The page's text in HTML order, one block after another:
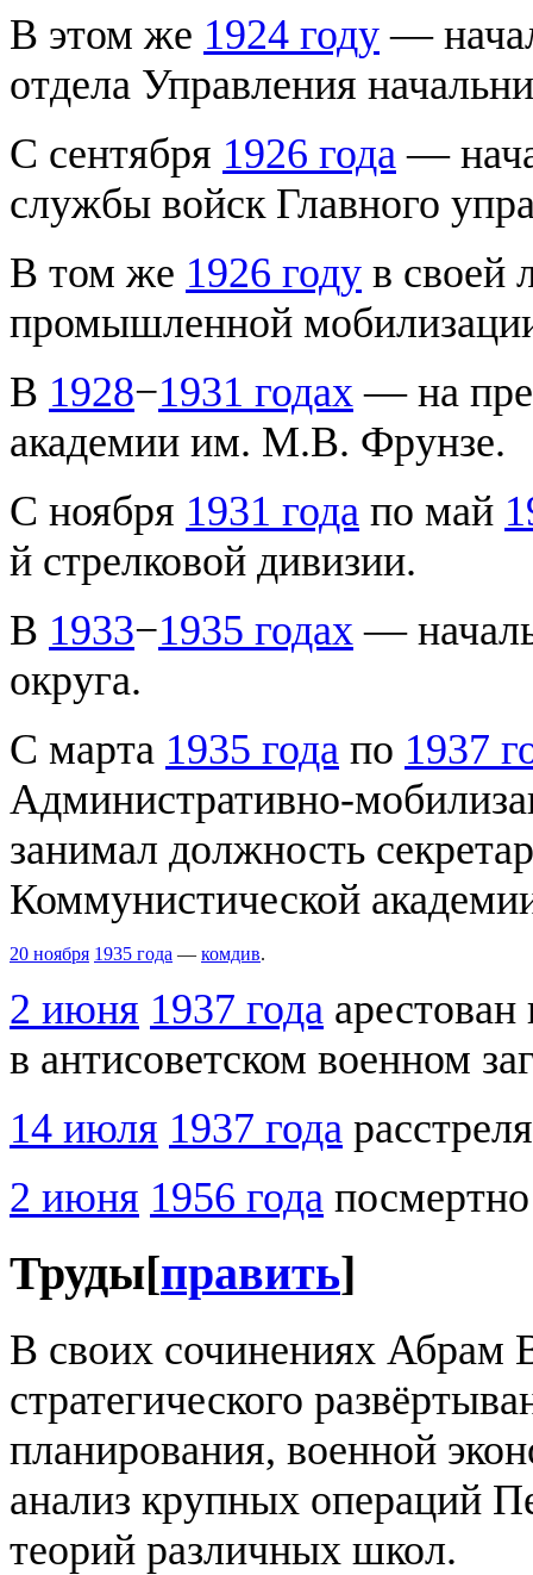
В этом же 1924 году —
отдела Управления
С сентября 1926 года —
службы войск Главного
В том же 1926 году в своей
промышленной
В 1928−1931 годах — на
академии им. М.В. Фрунзе.
С ноября 1931 года по май
й стрелковой дивизии.
В 1933−1935 годах —
округа.
С марта 1935 года по 1937
Административно-
занимал должность
Коммунистической
20 ноября 1935 года — комдив.
2 июня 1937 года
в антисоветском военном
14 июля 1937 года
2 июня 1956 года
Труды[править]
В своих сочинениях Абрам
стратегического
планирования, военной
анализ крупных операций
теорий различных школ.